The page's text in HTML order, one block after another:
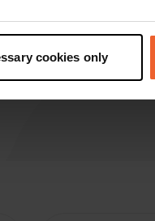
can be accurate to
and set your
social media features
cookies only
anzeigen